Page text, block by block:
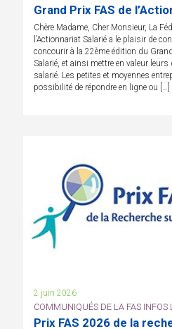
Grand Prix FAS de
Chère Madame, Cher Monsieur, La
l’Actionnariat Salarié a le plaisir de
concourir à la 22ème édition du
Salarié, et ainsi mettre en valeur
salarié. Les petites et moyennes
possibilité de répondre en ligne ou […]
2 juin 2026
COMMUNIQUÉS DE LA FAS INFOS
Prix FAS 2026 de la